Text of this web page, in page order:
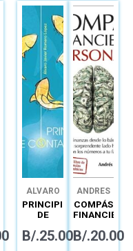
ALVARO
JAVIER
ROMERO
PRINCIPIOS
DE
B/.25.00
ANDRES
CHIODI
ENRICO
COMPÁS
FINANCIERO
B/.20.00